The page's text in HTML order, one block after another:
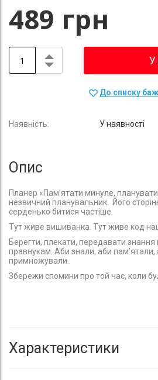
489 грн
У
До списку
У наявності
Опис
Планер «Пам’ятати минуле,
незвичний планувальник. Його
серденько битися частіше.
Тут живе вишиванка. Тут живе код
Берегти, плекати, передавати знання
правнукам. Аби знали, аби пам’ятали,
примножували.
Збережи спомини про той час, коли
Характеристики